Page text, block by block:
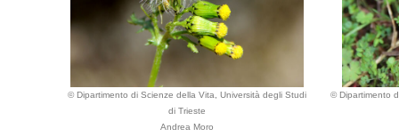
© Dipartimento di Scienze della Vita, Università degli Studi
di Trieste
Andrea Moro
© Dipartimento